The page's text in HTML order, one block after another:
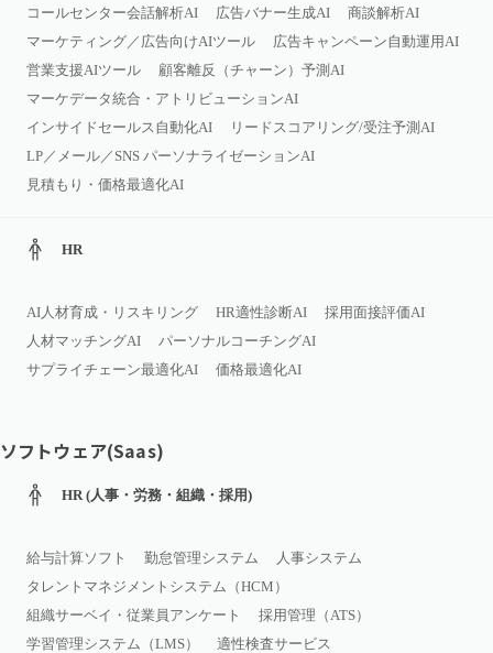
コールセンター会話解析AI 広告バナー生成AI
商談解析AI
マーケティング／広告向けAIツール
広告キャンペーン自動運用AI
営業支援AIツール
顧客離反（チャーン）予測AI
マーケデータ統合・アトリビューションAI
インサイドセールス自動化AI
リードスコアリング/受注予測AI
LP／メール／SNS パーソナライゼーションAI
見積もり・価格最適化AI
HR
AI人材育成・リスキリング HR適性診断AI
採用面接評価AI
人材マッチングAI
パーソナルコーチングAI
サプライチェーン最適化AI
価格最適化AI
ソフトウェア(Saas)
HR (人事・労務・組織・採用)
給与計算ソフト 勤怠管理システム
人事システム
タレントマネジメントシステム（HCM）
組織サーベイ・従業員アンケート
採用管理（ATS）
学習管理システム（LMS）
適性検査サービス